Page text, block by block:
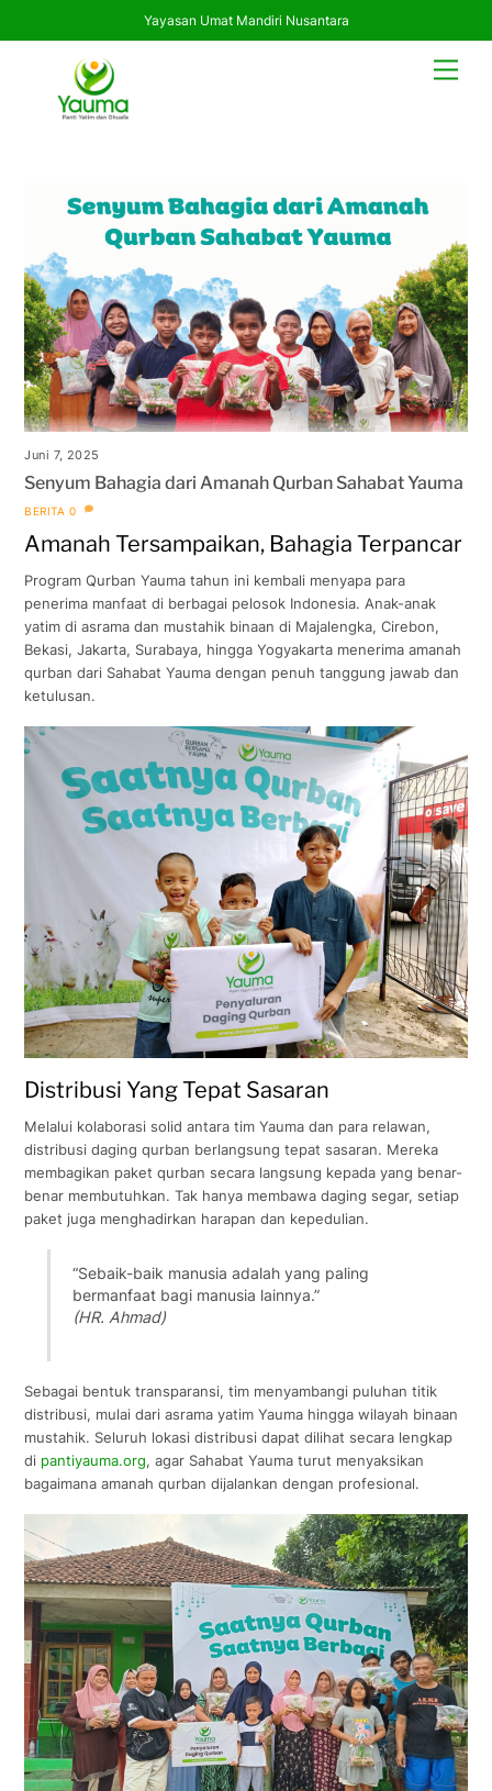
Yayasan Umat Mandiri Nusantara
Juni 7, 2025
Senyum Bahagia dari Amanah Qurban Sahabat Yauma
BERITA 0
Amanah Tersampaikan, Bahagia Terpancar
Program Qurban Yauma tahun ini kembali menyapa para
penerima manfaat di berbagai pelosok Indonesia. Anak-anak
yatim di asrama dan mustahik binaan di Majalengka, Cirebon,
Bekasi, Jakarta, Surabaya, hingga Yogyakarta menerima amanah
qurban dari Sahabat Yauma dengan penuh tanggung jawab dan
ketulusan.
Distribusi Yang Tepat Sasaran
Melalui kolaborasi solid antara tim Yauma dan para relawan,
distribusi daging qurban berlangsung tepat sasaran. Mereka
membagikan paket qurban secara langsung kepada yang benar-
benar membutuhkan. Tak hanya membawa daging segar, setiap
paket juga menghadirkan harapan dan kepedulian.
“Sebaik-baik manusia adalah yang paling
bermanfaat bagi manusia lainnya.”
(HR. Ahmad)
Sebagai bentuk transparansi, tim menyambangi puluhan titik
distribusi, mulai dari asrama yatim Yauma hingga wilayah binaan
mustahik. Seluruh lokasi distribusi dapat dilihat secara lengkap
di pantiyauma.org, agar Sahabat Yauma turut menyaksikan
bagaimana amanah qurban dijalankan dengan profesional.